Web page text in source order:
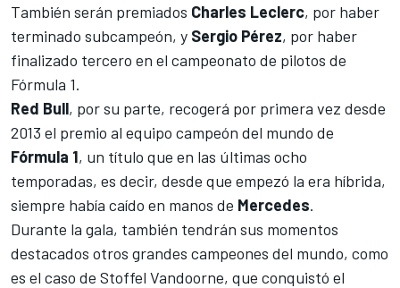
También serán premiados Charles Leclerc, por haber
terminado subcampeón, y Sergio Pérez, por haber
finalizado tercero en el campeonato de pilotos de
Fórmula 1.
Red Bull, por su parte, recogerá por primera vez desde
2013 el premio al equipo campeón del mundo de
Fórmula 1, un título que en las últimas ocho
temporadas, es decir, desde que empezó la era híbrida,
siempre había caído en manos de Mercedes.
Durante la gala, también tendrán sus momentos
destacados otros grandes campeones del mundo, como
es el caso de Stoffel Vandoorne, que conquistó el